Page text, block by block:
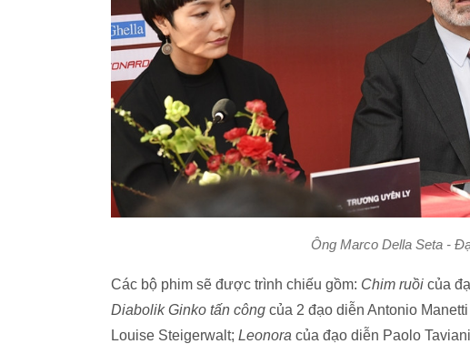
Ông Marco Della Seta -
Các bộ phim sẽ được trình chiếu gồm: Chim ruồi của
Diabolik Ginko tấn công của 2 đạo diễn Antonio
Louise Steigerwalt; Leonora của đạo diễn Paolo